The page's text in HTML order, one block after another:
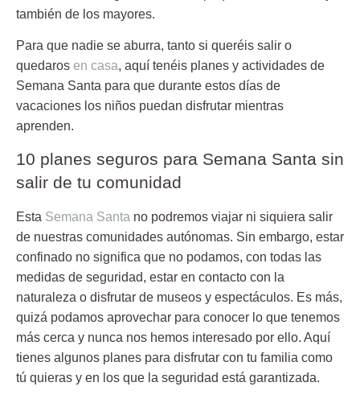
también de los mayores.
Para que nadie se aburra, tanto si queréis salir o
quedaros en casa, aquí tenéis planes y actividades de
Semana Santa para que durante estos días de
vacaciones los niños puedan disfrutar mientras
aprenden.
10 planes seguros para Semana Santa sin
salir de tu comunidad
Esta Semana Santa no podremos viajar ni siquiera salir
de nuestras comunidades autónomas. Sin embargo, estar
confinado no significa que no podamos, con todas las
medidas de seguridad, estar en contacto con la
naturaleza o disfrutar de museos y espectáculos. Es más,
quizá podamos aprovechar para conocer lo que tenemos
más cerca y nunca nos hemos interesado por ello. Aquí
tienes algunos planes para disfrutar con tu familia como
tú quieras y en los que la seguridad está garantizada.